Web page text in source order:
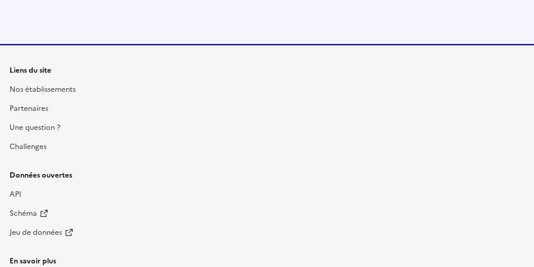
Liens du site
Nos établissements
Partenaires
Une question ?
Challenges
Données ouvertes
API
Schéma
Jeu de données
En savoir plus